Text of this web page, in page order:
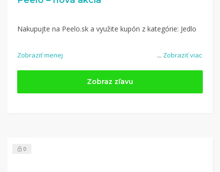
... Zobraziť viac
Nakupujte na Peelo.sk a využite kupón z kategórie: Jedlo
Zobraziť menej
Zobraz zľavu
0